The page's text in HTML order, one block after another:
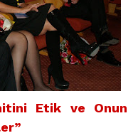
Etik ve Onun